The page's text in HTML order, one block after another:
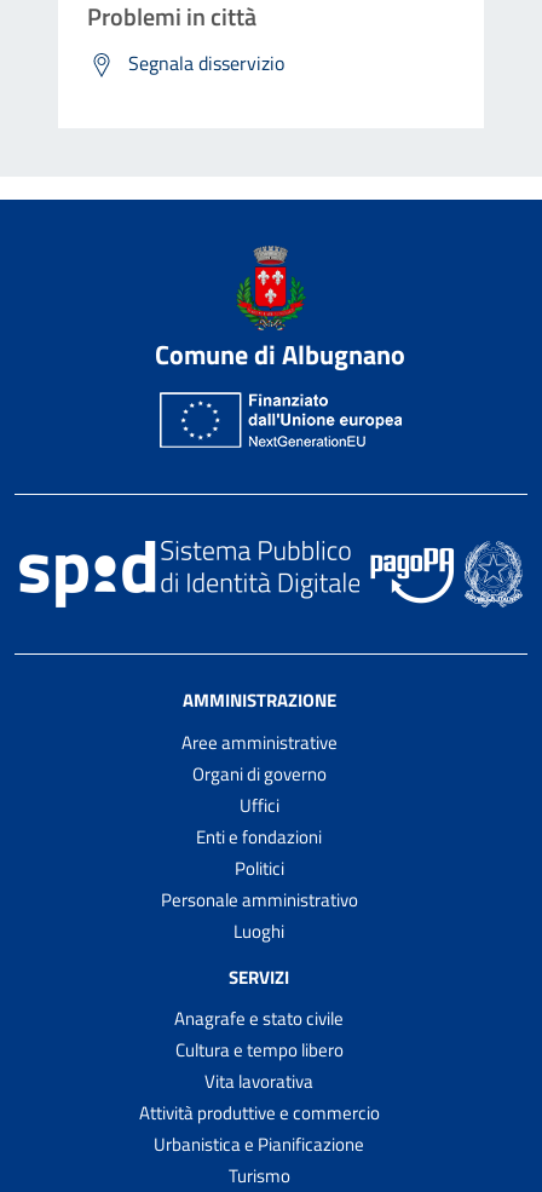
Problemi in città
Segnala disservizio
Comune di Albugnano
AMMINISTRAZIONE
Aree amministrative
Organi di governo
Uffici
Enti e fondazioni
Politici
Personale amministrativo
Luoghi
SERVIZI
Anagrafe e stato civile
Cultura e tempo libero
Vita lavorativa
Attività produttive e commercio
Urbanistica e Pianificazione
Turismo